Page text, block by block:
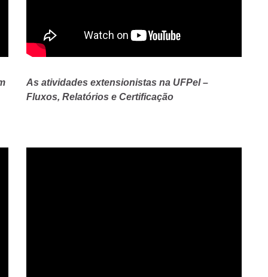
As atividades extensionistas na UFPel –
Fluxos, Relatórios e Certificação